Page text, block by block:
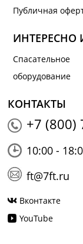
Публичная
ИНТЕРЕСНО
Спасательное
оборудование
КОНТАКТЫ
+7 (800)
10:00 -
ft@7ft.ru
Вконтакте
YouTube